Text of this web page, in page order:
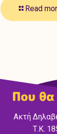
Read
Που θα
Ακτή
Τ.Κ.